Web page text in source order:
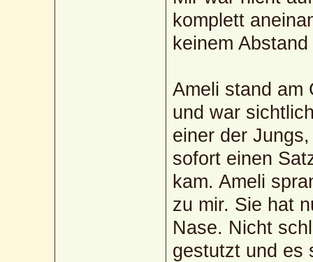
komplett
keinem
Ameli stand am
und war
einer der
sofort einen
kam. Ameli
zu mir. Sie hat
Nase. Nicht
gestutzt und es